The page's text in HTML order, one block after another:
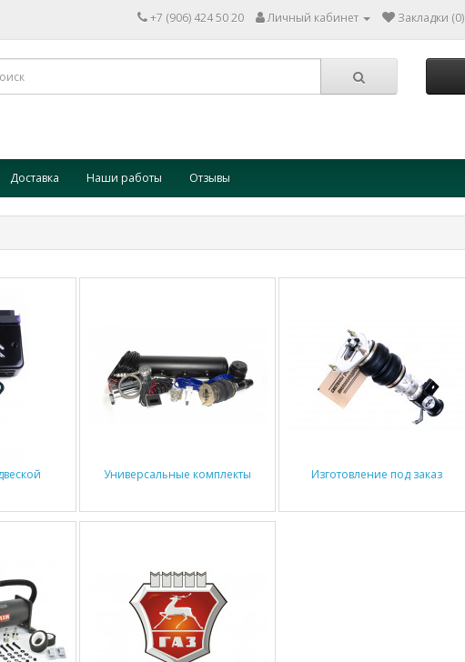
+7 (906) 424 50 20 Личный кабинет Закладки (0)
Доставка Наши работы Отзывы
Универсальные комплекты Изготовление под заказ